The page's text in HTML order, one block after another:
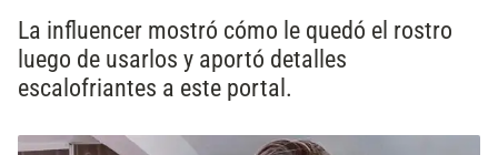
La influencer mostró cómo le quedó el rostro
luego de usarlos y aportó detalles
escalofriantes a este portal.